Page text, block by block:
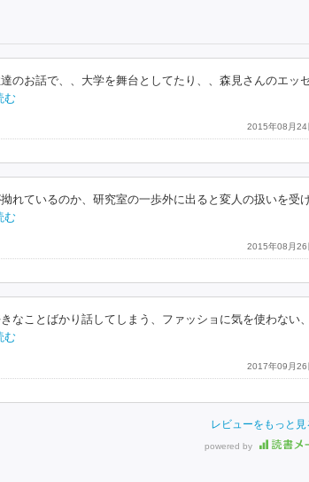
のお話で、、大学を舞台としてたり、、森見さんのエッ
む
2015年08月24
れているのか、研究室の一歩外に出ると変人の扱いを受
む
2015年08月26
ことばかり話してしまう、ファッショに気を使わない、
む
2017年09月26
レビューをもっと見
powered by